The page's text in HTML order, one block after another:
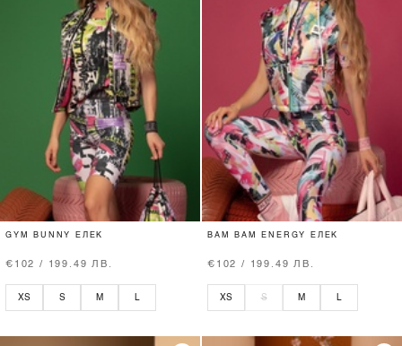
GYM BUNNY ЕЛЕК
€102 / 199.49 ЛВ.
XS S M
BAM BAM ENERGY ЕЛЕК
€102 / 199.49 ЛВ.
XS S M